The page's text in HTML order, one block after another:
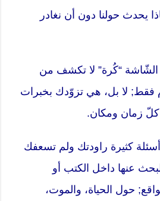
حولنا دون أن نغادر
الشّاشة “كُرة” لا تكشف من
فقط; لا بل، هي تزوّدك بخبرات
كلّ زمان ومكان.
كثيرة راودتك ولم تسعفك
عنها داخل الكتب أو
حول الحياة، والموت،